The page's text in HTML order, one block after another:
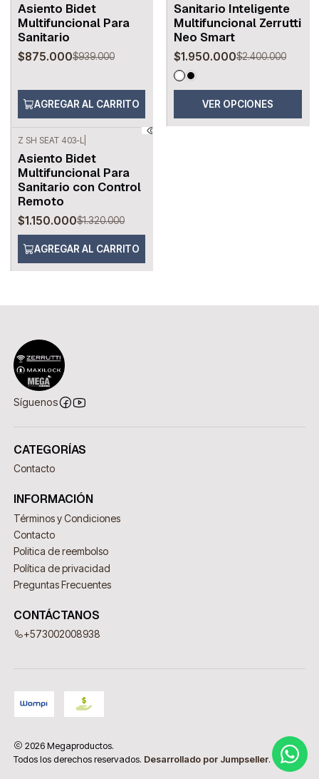
Asiento Bidet
Multifuncional Para
Sanitario
$875.000$939.000
AGREGAR AL CARRITO
Sanitario Inteligente
Multifuncional Zerrutti
Neo Smart
$1.950.000$2.400.000
VER OPCIONES
Z SH SEAT 403-L
Asiento Bidet
Multifuncional Para
Sanitario con Control
Remoto
$1.150.000$1.320.000
AGREGAR AL CARRITO
Síguenos
CATEGORÍAS
Contacto
INFORMACIÓN
Términos y Condiciones
Contacto
Politica de reembolso
Política de privacidad
Preguntas Frecuentes
CONTÁCTANOS
+573002008938
2026 Megaproductos.
Todos los derechos reservados. Desarrollado por Jumpseller.